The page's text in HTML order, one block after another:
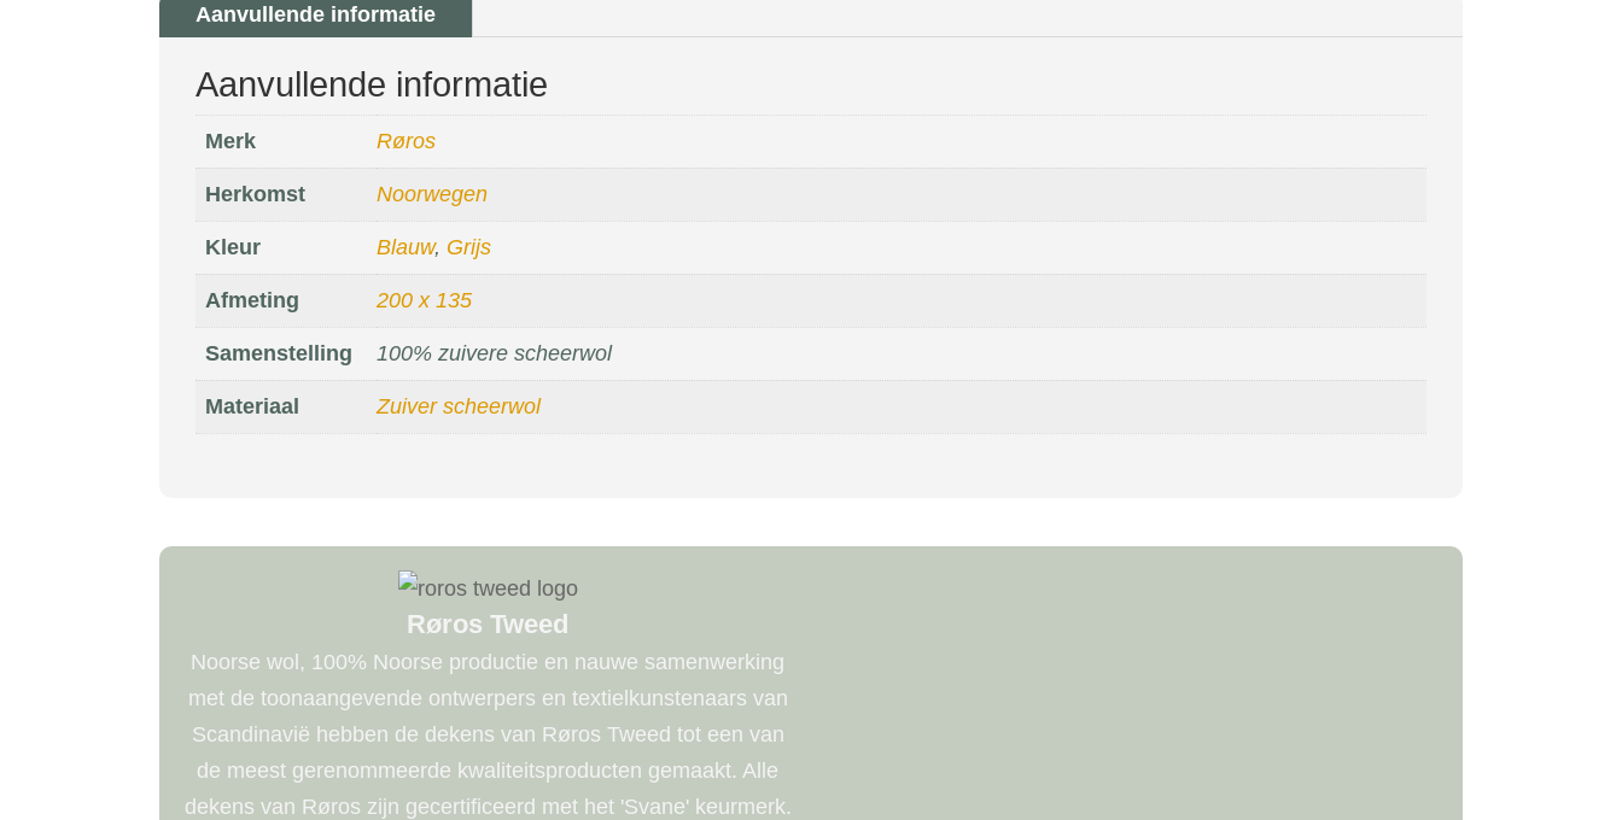
Aanvullende informatie
Aanvullende informatie
Merk Røros
Herkomst Noorwegen
Kleur Blauw, Grijs
Afmeting 200 x 135
Samenstelling 100% zuivere scheerwol
Materiaal Zuiver scheerwol
Røros Tweed
Noorse wol, 100% Noorse productie en nauwe samenwerking
met de toonaangevende ontwerpers en textielkunstenaars van
Scandinavië hebben de dekens van Røros Tweed tot een van
de meest gerenommeerde kwaliteitsproducten gemaakt. Alle
dekens van Røros zijn gecertificeerd met het 'Svane' keurmerk.